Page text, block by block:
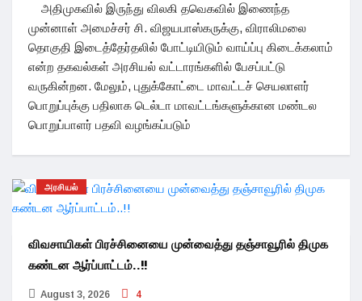
அதிமுகவில் இருந்து விலகி தவெகவில் இணைந்த
முன்னாள் அமைச்சர் சி. விஜயபாஸ்கருக்கு, விராலிமலை
தொகுதி இடைத்தேர்தலில் போட்டியிடும் வாய்ப்பு கிடைக்கலாம்
என்ற தகவல்கள் அரசியல் வட்டாரங்களில் பேசப்பட்டு
வருகின்றன. மேலும், புதுக்கோட்டை மாவட்டச் செயலாளர்
பொறுப்புக்கு பதிலாக டெல்டா மாவட்டங்களுக்கான மண்டல
பொறுப்பாளர் பதவி வழங்கப்படும்
அரசியல்
விவசாயிகள் பிரச்சினையை முன்வைத்து தஞ்சாவூரில் திமுக
கண்டன ஆர்ப்பாட்டம்..!!
August 3, 2026 4